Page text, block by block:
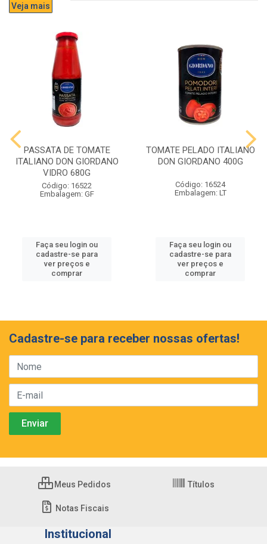
Veja mais
PASSATA DE TOMATE
ITALIANO DON GIORDANO
VIDRO 680G
Código: 16522
Embalagem: GF
Faça seu login ou
cadastre-se para
ver preços e
comprar
TOMATE PELADO ITALIANO
DON GIORDANO 400G
Código: 16524
Embalagem: LT
Faça seu login ou
cadastre-se para
ver preços e
comprar
Cadastre-se para receber nossas ofertas!
Meus Pedidos Títulos
Notas Fiscais
Institucional